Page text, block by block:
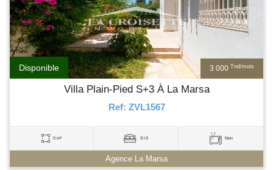
3 000 Tnd/mois
Disponible
Villa Plain-Pied S+3 À La Marsa
Ref: ZVL1567
0 m² S+3 Non
Agence La Marsa